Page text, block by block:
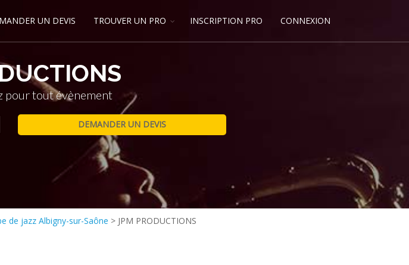
UN DEVIS TROUVER UN PRO INSCRIPTION PRO CONNEXION
pour tout évènement
de jazz Albigny-sur-Saône > JPM PRODUCTIONS